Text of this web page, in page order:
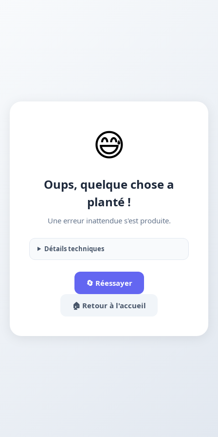
😅
Oups, quelque chose a
planté !
Une erreur inattendue s'est produite.
Détails techniques
🔄 Réessayer
🏠 Retour à l'accueil